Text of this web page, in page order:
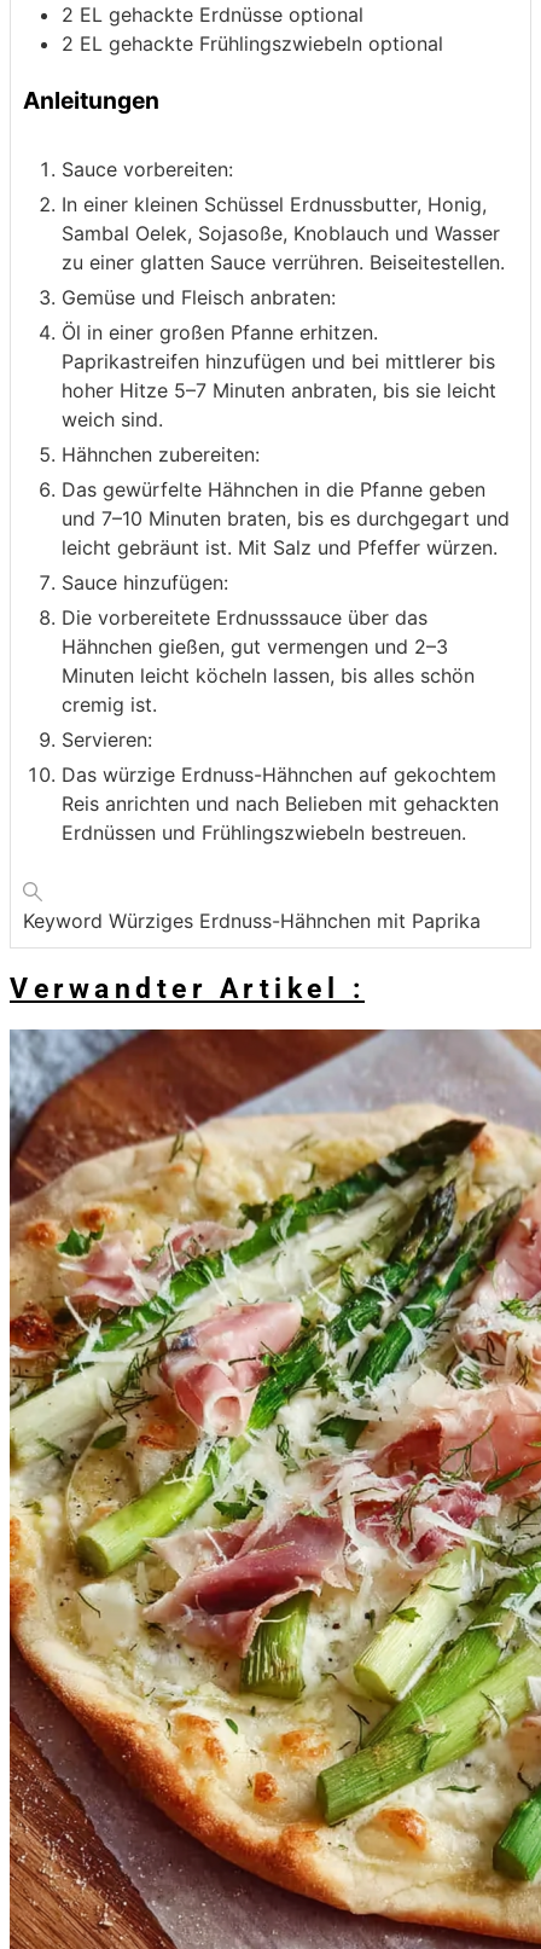
2 EL gehackte Erdnüsse optional
2 EL gehackte Frühlingszwiebeln optional
Anleitungen
Sauce vorbereiten:
In einer kleinen Schüssel Erdnussbutter, Honig,
Sambal Oelek, Sojasoße, Knoblauch und Wasser
zu einer glatten Sauce verrühren. Beiseitestellen.
Gemüse und Fleisch anbraten:
Öl in einer großen Pfanne erhitzen.
Paprikastreifen hinzufügen und bei mittlerer bis
hoher Hitze 5–7 Minuten anbraten, bis sie leicht
weich sind.
Hähnchen zubereiten:
Das gewürfelte Hähnchen in die Pfanne geben
und 7–10 Minuten braten, bis es durchgegart und
leicht gebräunt ist. Mit Salz und Pfeffer würzen.
Sauce hinzufügen:
Die vorbereitete Erdnusssauce über das
Hähnchen gießen, gut vermengen und 2–3
Minuten leicht köcheln lassen, bis alles schön
cremig ist.
Servieren:
Das würzige Erdnuss-Hähnchen auf gekochtem
Reis anrichten und nach Belieben mit gehackten
Erdnüssen und Frühlingszwiebeln bestreuen.
Keyword Würziges Erdnuss-Hähnchen mit Paprika
Verwandter Artikel :